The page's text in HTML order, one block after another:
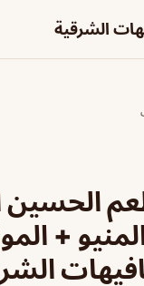
الشرقية
الحسين
+